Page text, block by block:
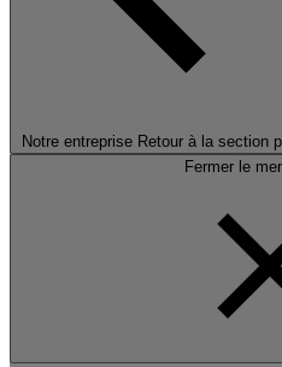
Notre entreprise Retour à la section
Fermer le